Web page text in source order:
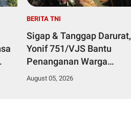
BERITA TNI
Sigap & Tanggap Darurat,
Yonif 751/VJS Bantu
Penanganan Warga
Diduga Keracunan
August 05, 2026